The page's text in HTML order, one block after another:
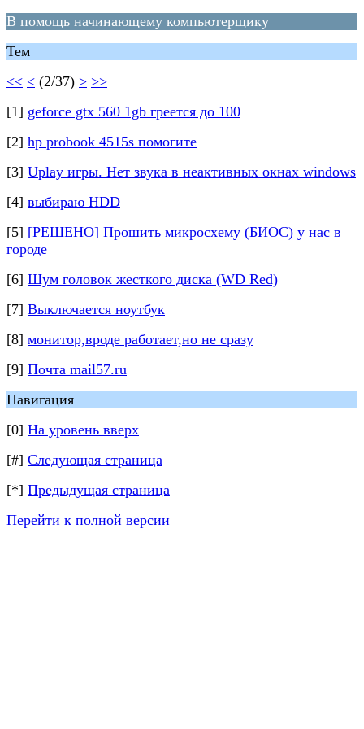
В помощь начинающему компьютерщику
Тем
<< < (2/37) > >>
[1] geforce gtx 560 1gb греется до 100
[2] hp probook 4515s помогите
[3] Uplay игры. Нет звука в неактивных окнах windows
[4] выбираю HDD
[5] [РЕШЕНО] Прошить микросхему (БИОС) у нас в
городе
[6] Шум головок жесткого диска (WD Red)
[7] Выключается ноутбук
[8] монитор,вроде работает,но не сразу
[9] Почта mail57.ru
Навигация
[0] На уровень вверх
[#] Следующая страница
[*] Предыдущая страница
Перейти к полной версии